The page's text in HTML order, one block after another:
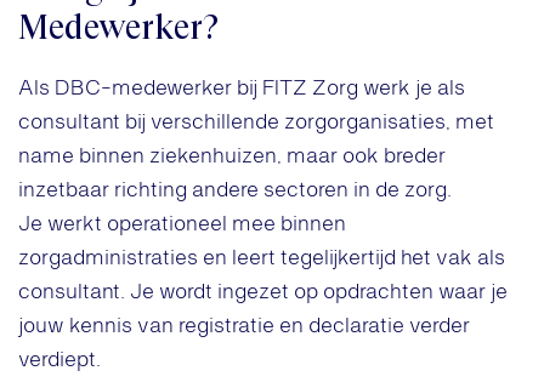
Medewerker?
Als DBC-medewerker bij FITZ Zorg werk je als
consultant bij verschillende zorgorganisaties, met
name binnen ziekenhuizen, maar ook breder
inzetbaar richting andere sectoren in de zorg.
Je werkt operationeel mee binnen
zorgadministraties en leert tegelijkertijd het vak als
consultant. Je wordt ingezet op opdrachten waar je
jouw kennis van registratie en declaratie verder
verdiept.